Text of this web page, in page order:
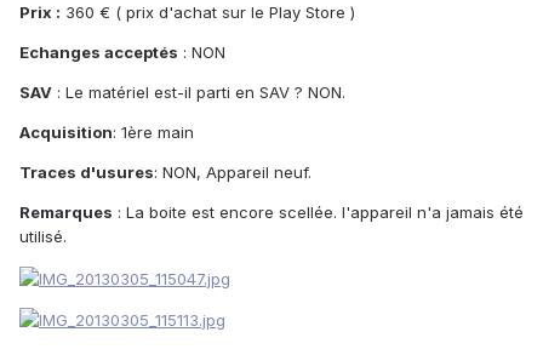
Prix : 360 € ( prix d'achat sur le Play Store )
Echanges acceptés : NON
SAV : Le matériel est-il parti en SAV ? NON.
Acquisition: 1ère main
Traces d'usures: NON, Appareil neuf.
Remarques : La boite est encore scellée. l'appareil n'a jamais été
utilisé.